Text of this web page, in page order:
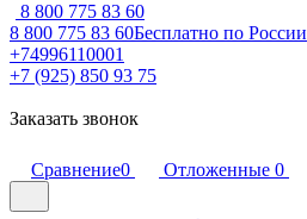
8 800 775 83 60
8 800 775 83 60Бесплатно по России
+74996110001
+7 (925) 850 93 75
Заказать звонок
Сравнение0 Отложенные 0